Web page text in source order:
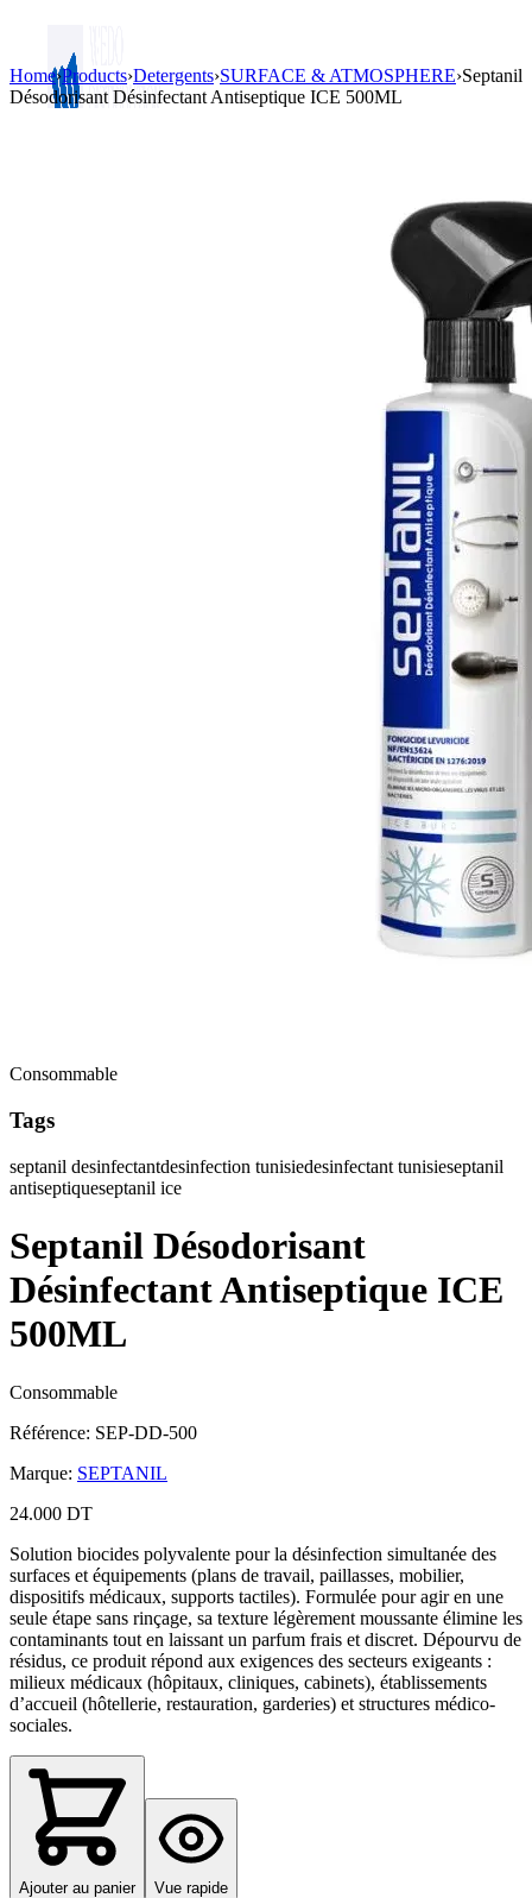
Home›Products›Detergents›SURFACE & ATMOSPHERE›Septanil
Désodorisant Désinfectant Antiseptique ICE 500ML
Consommable
Tags
septanil desinfectantdesinfection tunisiedesinfectant tunisieseptanil
antiseptiqueseptanil ice
Septanil Désodorisant
Désinfectant Antiseptique ICE
500ML
Consommable
Référence: SEP-DD-500
Marque: SEPTANIL
24.000 DT
Solution biocides polyvalente pour la désinfection simultanée des
surfaces et équipements (plans de travail, paillasses, mobilier,
dispositifs médicaux, supports tactiles). Formulée pour agir en une
seule étape sans rinçage, sa texture légèrement moussante élimine les
contaminants tout en laissant un parfum frais et discret. Dépourvu de
résidus, ce produit répond aux exigences des secteurs exigeants :
milieux médicaux (hôpitaux, cliniques, cabinets), établissements
d’accueil (hôtellerie, restauration, garderies) et structures médico-
sociales.
Ajouter au panier Vue rapide